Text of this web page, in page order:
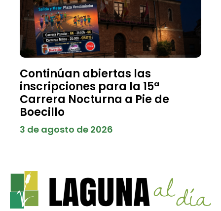
Continúan abiertas las
inscripciones para la 15ª
Carrera Nocturna a Pie de
Boecillo
3 de agosto de 2026